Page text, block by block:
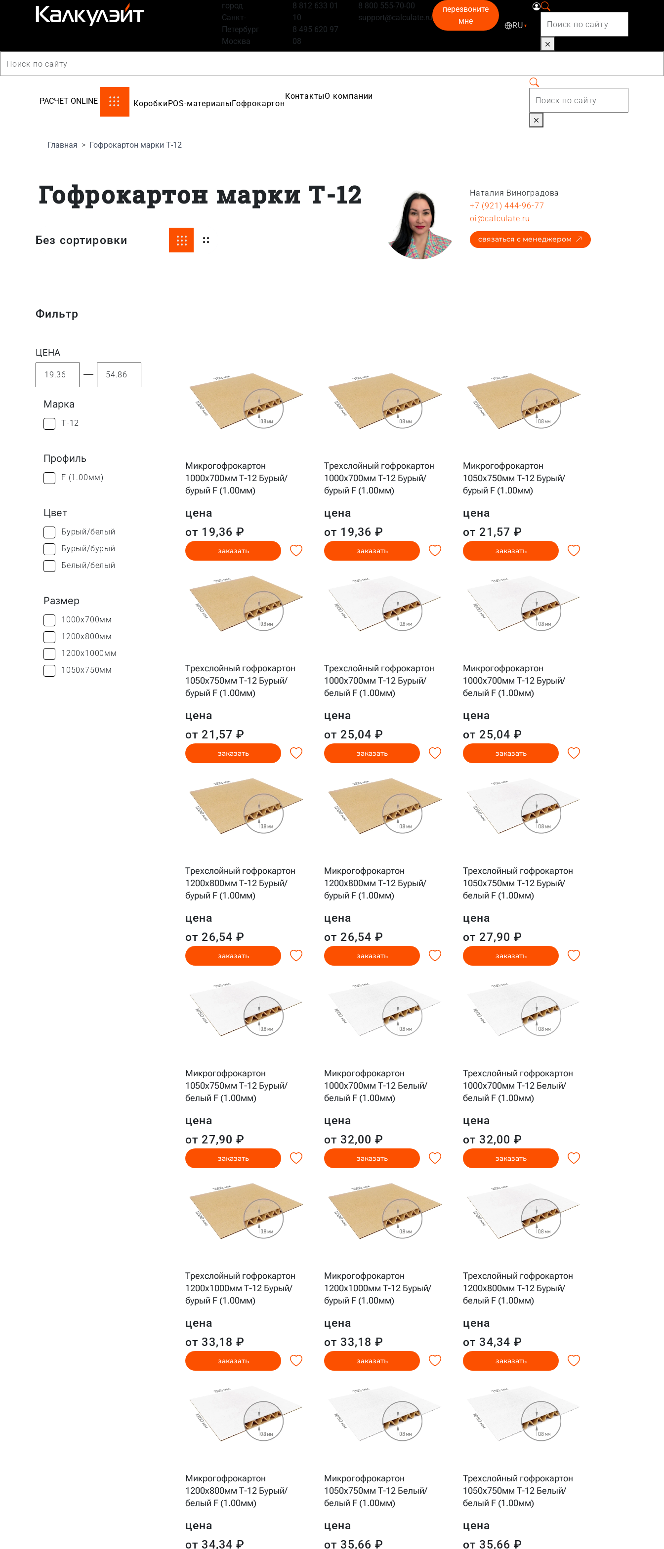
город
Санкт-
Петербург
Москва
8 812 633 01
10
8 495 620 97
08
8 800 555-70-00
support@calculate.ru
перезвоните
мне
RU ▾
РАСЧЕТ ONLINE КоробкиPOS-материалыГофрокартон
КонтактыО компании
Главная Гофрокартон марки Т-12
Гофрокартон марки Т-12
Без сортировки
Наталия Виноградова
+7 (921) 444-96-77
oi@calculate.ru
cвязаться с менеджером
Фильтр
ЦЕНА
Марка
Т-12
Профиль
F (1.00мм)
Цвет
Бурый/белый
Бурый/бурый
Белый/белый
Размер
1000x700мм
1200x800мм
1200x1000мм
1050x750мм
Микрогофрокартон
1000x700мм Т-12 Бурый/
бурый F (1.00мм)
цена
от 19,36 ₽
заказать
Трехслойный гофрокартон
1000x700мм Т-12 Бурый/
бурый F (1.00мм)
цена
от 19,36 ₽
заказать
Микрогофрокартон
1050x750мм Т-12 Бурый/
бурый F (1.00мм)
цена
от 21,57 ₽
заказать
Трехслойный гофрокартон
1050x750мм Т-12 Бурый/
бурый F (1.00мм)
цена
от 21,57 ₽
заказать
Трехслойный гофрокартон
1000x700мм Т-12 Бурый/
белый F (1.00мм)
цена
от 25,04 ₽
заказать
Микрогофрокартон
1000x700мм Т-12 Бурый/
белый F (1.00мм)
цена
от 25,04 ₽
заказать
Трехслойный гофрокартон
1200x800мм Т-12 Бурый/
бурый F (1.00мм)
цена
от 26,54 ₽
заказать
Микрогофрокартон
1200x800мм Т-12 Бурый/
бурый F (1.00мм)
цена
от 26,54 ₽
заказать
Трехслойный гофрокартон
1050x750мм Т-12 Бурый/
белый F (1.00мм)
цена
от 27,90 ₽
заказать
Микрогофрокартон
1050x750мм Т-12 Бурый/
белый F (1.00мм)
цена
от 27,90 ₽
заказать
Микрогофрокартон
1000x700мм Т-12 Белый/
белый F (1.00мм)
цена
от 32,00 ₽
заказать
Трехслойный гофрокартон
1000x700мм Т-12 Белый/
белый F (1.00мм)
цена
от 32,00 ₽
заказать
Трехслойный гофрокартон
1200x1000мм Т-12 Бурый/
бурый F (1.00мм)
цена
от 33,18 ₽
заказать
Микрогофрокартон
1200x1000мм Т-12 Бурый/
бурый F (1.00мм)
цена
от 33,18 ₽
заказать
Трехслойный гофрокартон
1200x800мм Т-12 Бурый/
белый F (1.00мм)
цена
от 34,34 ₽
заказать
Микрогофрокартон
1200x800мм Т-12 Бурый/
белый F (1.00мм)
цена
от 34,34 ₽
Микрогофрокартон
1050x750мм Т-12 Белый/
белый F (1.00мм)
цена
от 35,66 ₽
Трехслойный гофрокартон
1050x750мм Т-12 Белый/
белый F (1.00мм)
цена
от 35,66 ₽